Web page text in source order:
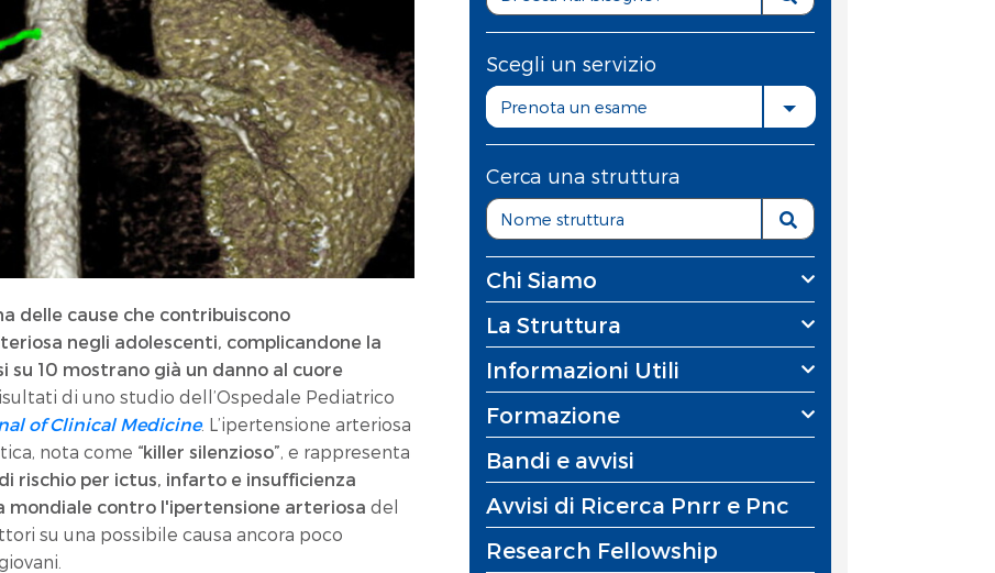
delle cause che contribuiscono
negli adolescenti, complicandone la
su 10 mostrano già un danno al cuore
di uno studio dell’Ospedale Pediatrico
of Clinical Medicine. L’ipertensione arteriosa
nota come “killer silenzioso”, e rappresenta
rischio per ictus, infarto e insufficienza
mondiale contro l'ipertensione arteriosadel
su una possibile causa ancora poco
Scegli un servizio
Prenota un esame
Cerca una struttura
Chi Siamo
La Struttura
Informazioni Utili
Formazione
Bandi e avvisi
Avvisi di Ricerca Pnrr e Pnc
Research Fellowship